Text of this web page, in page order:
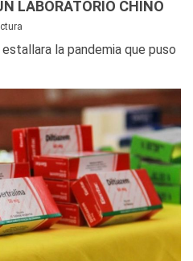
LABORATORIO CHINO
la pandemia que puso